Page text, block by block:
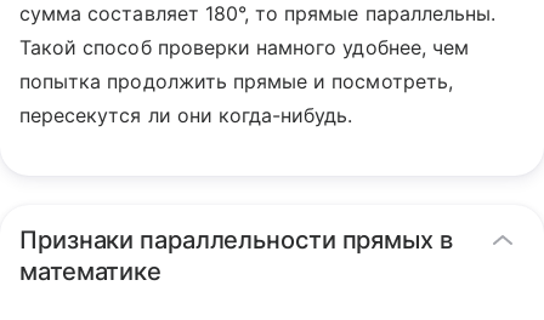
сумма составляет 180°, то прямые параллельны.
Такой способ проверки намного удобнее, чем
попытка продолжить прямые и посмотреть,
пересекутся ли они когда-нибудь.
Признаки параллельности прямых в
математике